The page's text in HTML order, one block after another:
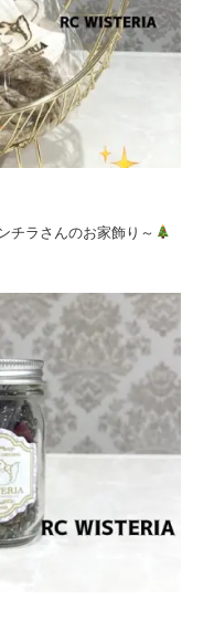
ラさんのお家飾り～